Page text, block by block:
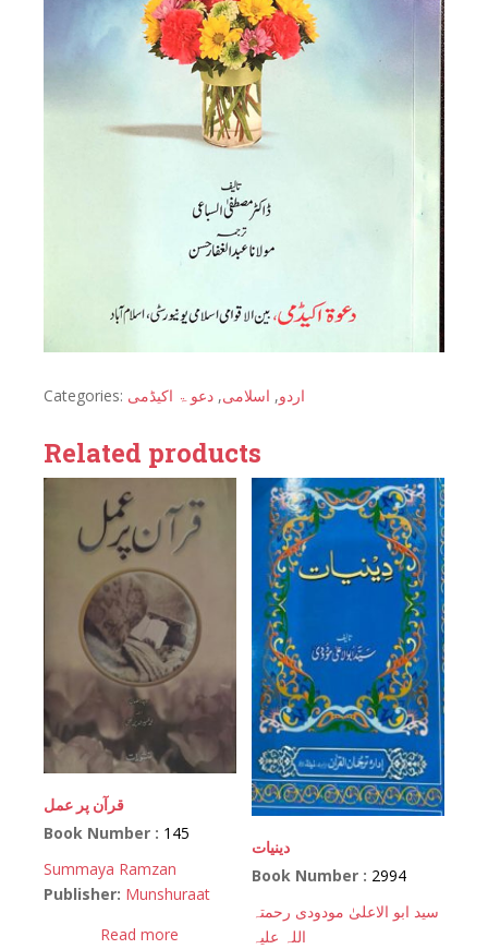
Categories: اردو, اسلامی, دعو ۃ اکیڈمی
Related products
قرآن پر عمل
Book Number : 145
Summaya Ramzan
Publisher: Munshuraat
Read more
دینیات
Book Number : 2994
سید ابو الاعلیٰ مودودی رحمتہ
اللہ علیہ